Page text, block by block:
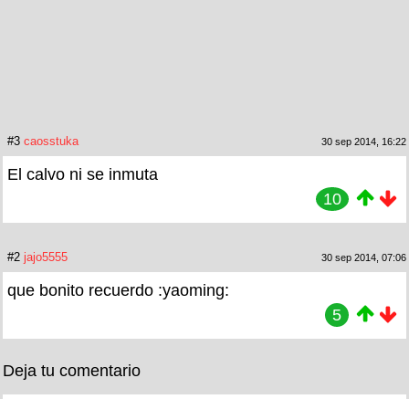
#3 caosstuka 30 sep 2014, 16:22
El calvo ni se inmuta
10
#2 jajo5555 30 sep 2014, 07:06
que bonito recuerdo :yaoming:
5
Deja tu comentario